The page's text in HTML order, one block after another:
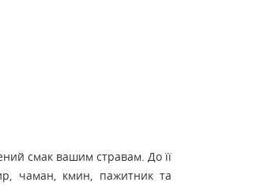
смак вашим стравам. До її
чаман, кмин, пажитник та